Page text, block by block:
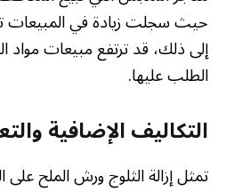
إلى ذلك، قد ترتفع مبيعات مواد
الطلب عليها.
التكاليف الإضافية
تمثل إزالة الثلوج ورش الملح